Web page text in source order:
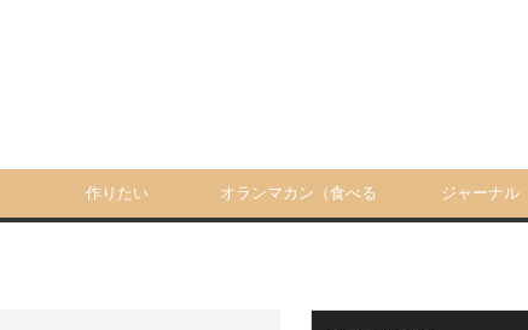
作りたい オランマカン（食べる ジャーナル